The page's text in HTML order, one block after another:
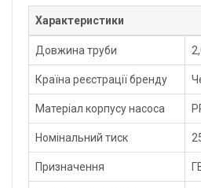
Характеристики
Довжина труби
Країна реєстрації бренду
Матеріал корпусу насоса
Номінальний тиск
Призначення